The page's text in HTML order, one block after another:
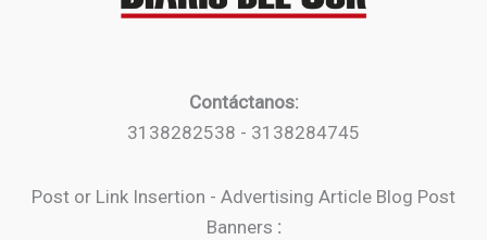
Contáctanos:
3138282538 - 3138284745
Post or Link Insertion - Advertising Article Blog Post
Banners :